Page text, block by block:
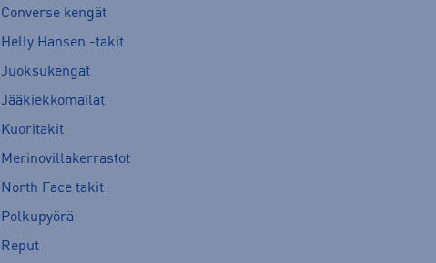
Converse kengät
Helly Hansen -takit
Juoksukengät
Jääkiekkomailat
Kuoritakit
Merinovillakerrastot
North Face takit
Polkupyörä
Reput